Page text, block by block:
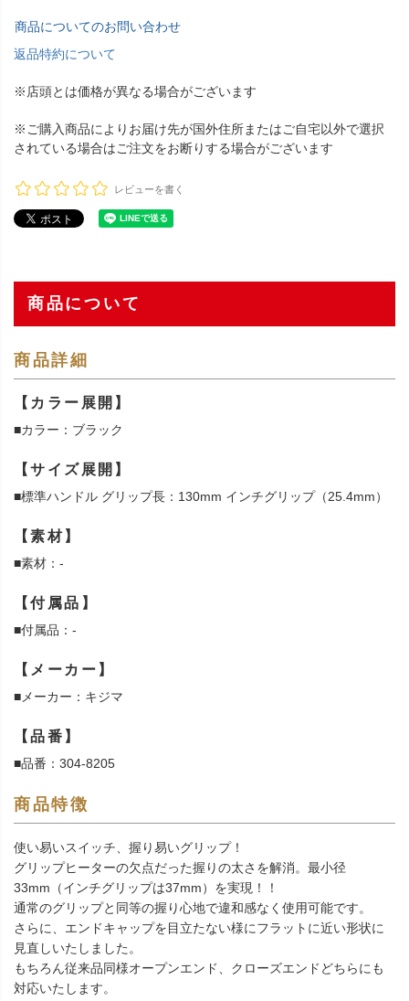
商品についてのお問い合わせ
返品特約について
※店頭とは価格が異なる場合がございます
※ご購入商品によりお届け先が国外住所またはご自宅以外で選択
されている場合はご注文をお断りする場合がございます
レビューを書く
商品について
商品詳細
【カラー展開】
■カラー：ブラック
【サイズ展開】
■標準ハンドル グリップ長：130mm インチグリップ（25.4mm）
【素材】
■素材：-
【付属品】
■付属品：-
【メーカー】
■メーカー：キジマ
【品番】
■品番：304-8205
商品特徴
使い易いスイッチ、握り易いグリップ！
グリップヒーターの欠点だった握りの太さを解消。最小径
33mm（インチグリップは37mm）を実現！！
通常のグリップと同等の握り心地で違和感なく使用可能です。
さらに、エンドキャップを目立たない様にフラットに近い形状に
見直しいたしました。
もちろん従来品同様オープンエンド、クローズエンドどちらにも
対応いたします。